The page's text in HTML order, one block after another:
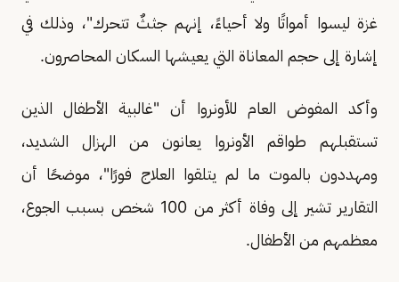
غزة ليسوا أمواتًا ولا أحياءً، إنهم جثثٌ تتحرك"، وذلك في
إشارة إلى حجم المعاناة التي يعيشها السكان المحاصرون.
وأكد المفوض العام للأونروا أن "غالبية الأطفال الذين
تستقبلهم طواقم الأونروا يعانون من الهزال الشديد،
ومهددون بالموت ما لم يتلقوا العلاج فورًا"، موضحًا أن
التقارير تشير إلى وفاة أكثر من 100 شخص بسبب الجوع،
معظمهم من الأطفال.